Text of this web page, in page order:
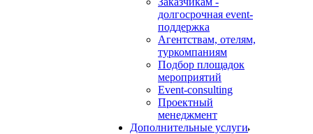
долгосрочная event-
поддержка
Агентствам, отелям,
туркомпаниям
Подбор площадок
мероприятий
Event-consulting
Проектный
менеджмент
Дополнительные услуги